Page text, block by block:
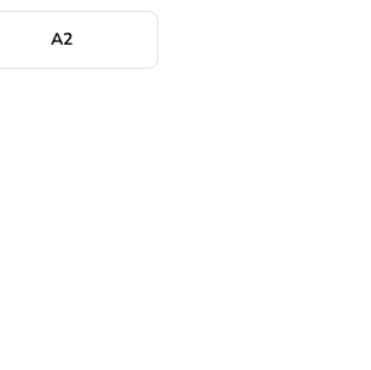
werden.
A2